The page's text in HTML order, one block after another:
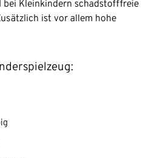
bei Kleinkindern schadstofffreie
ist vor allem hohe